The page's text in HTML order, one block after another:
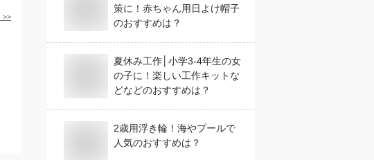
>>
策に！赤ちゃん用日よけ帽子
のおすすめは？
夏休み工作│小学3-4年生の女
の子に！楽しい工作キットな
どなどのおすすめは？
2歳用浮き輪！海やプールで
人気のおすすめは？